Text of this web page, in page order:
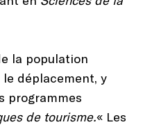
la population
déplacement, y
programmes
de tourisme.« Les